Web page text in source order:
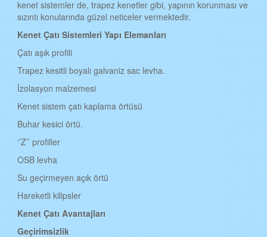
ŞIRNAK KENET ÇATI
ARDAHAN KENET ÇATI
IĞDIR KENET ÇATI
YALOVA KENET ÇATI
KARABÜK KENET ÇATI
DÜZCE KENET ÇATI
kenet sistemler de, trapez kenetler gibi, yapının korunması ve
sızıntı konularında güzel neticeler vermektedir.
Kenet Çatı Sistemleri Yapı Elemanları
Çatı aşık profili
Trapez kesitli boyalı galvaniz sac levha.
İzolasyon malzemesi
Kenet sistem çatı kaplama örtüsü
Buhar kesici örtü.
‘’Z’’ profiller
OSB levha
Su geçirmeyen açık örtü
Hareketli kilipsler
KenetÇatıAvantajları
Geçirimsizlik